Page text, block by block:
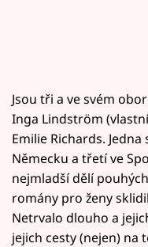
Jsou tři a ve svém
Inga Lindström
Emilie Richards.
Německu a třetí ve
nejmladší dělí
romány pro ženy
Netrvalo dlouho a
jejich cesty (nejen) na